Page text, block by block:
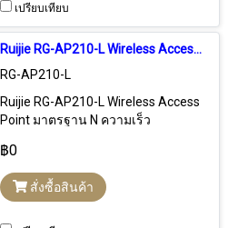
เปรียบเทียบ
Ruijie RG-AP210-L Wireless Access Point N 300Mbps 2x2, Cloud Control
RG-AP210-L
Ruijie RG-AP210-L Wireless Access
Point มาตรฐาน N ความเร็ว
Managed ผ่าน Ruijie Cloud Control,
Standalone และ Hardware Control
฿0
สั่งซื้อสินค้า